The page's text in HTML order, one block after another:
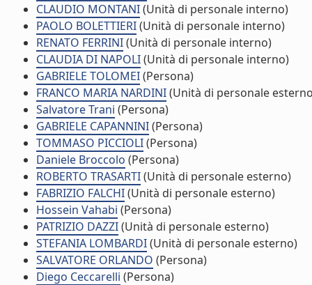
CLAUDIO MONTANI(Unità di personale interno)
PAOLO BOLETTIERI(Unità di personale interno)
RENATO FERRINI(Unità di personale interno)
CLAUDIA DI NAPOLI(Unità di personale interno)
GABRIELE TOLOMEI(Persona)
FRANCO MARIA NARDINI(Unità di personale
Salvatore Trani (Persona)
GABRIELE CAPANNINI(Persona)
TOMMASO PICCIOLI(Persona)
Daniele Broccolo (Persona)
ROBERTO TRASARTI(Unità di personale esterno)
FABRIZIO FALCHI(Unità di personale esterno)
Hossein Vahabi (Persona)
PATRIZIO DAZZI(Unità di personale esterno)
STEFANIA LOMBARDI(Unità di personale esterno)
SALVATORE ORLANDO (Persona)
Diego Ceccarelli (Persona)